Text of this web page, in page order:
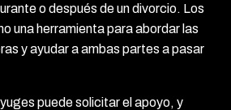
o después de un divorcio. Los
una herramienta para abordar las
y ayudar a ambas partes a pasar
puede solicitar el apoyo, y